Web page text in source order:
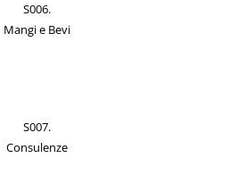
S006.
Mangi e Bevi
S007.
Consulenze